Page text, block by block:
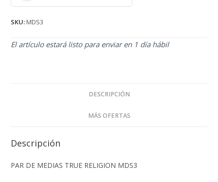
SKU:MDS3
El artículo estará listo para enviar en 1 día hábil
DESCRIPCIÓN
MÁS OFERTAS
Descripción
PAR DE MEDIAS TRUE RELIGION MDS3